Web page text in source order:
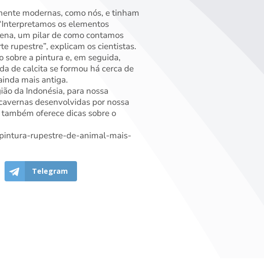
modernas, como nós, e tinham
os elementos
um pilar de como contamos
rupestre”, explicam os cientistas.
sobre a pintura e, em seguida,
de calcita se formou há cerca de
mais antiga.
da Indonésia, para nossa
desenvolvidas por nossa
oferece dicas sobre o
rupestre-de-animal-mais-
Telegram